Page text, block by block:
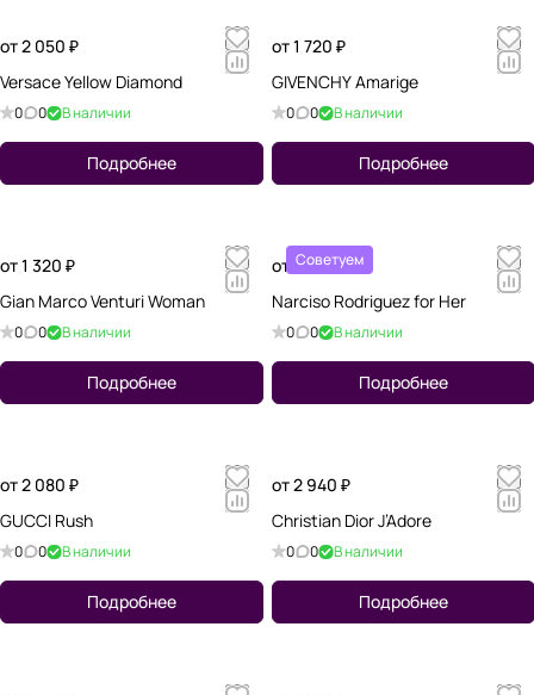
от 2 050 ₽
Versace Yellow Diamond
0 0 В наличии
Подробнее
от 1 720 ₽
GIVENCHY Amarige
0 0 В наличии
Подробнее
от 1 320 ₽
Gian Marco Venturi Woman
0 0 В наличии
Подробнее
Советуем
от 1 760 ₽
Narciso Rodriguez for Her
0 0 В наличии
Подробнее
от 2 080 ₽
GUCCI Rush
0 0 В наличии
Подробнее
от 2 940 ₽
Christian Dior J’Adore
0 0 В наличии
Подробнее